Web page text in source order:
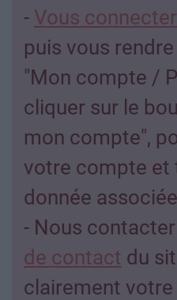
- Vous
puis vous
"Mon compte /
cliquer sur le
mon compte",
votre compte et
donnée
- Nous
de contact du
clairement